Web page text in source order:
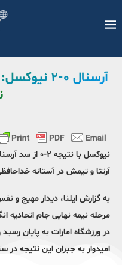
آرسنال ۰-
نیوکسل با
آرتتا و تیمش در آستانه
به گزارش ایلنا، دیدار مهیج و
در ورزشگاه امارات به‌ پایان
امیدوار به جبران این نتیجه